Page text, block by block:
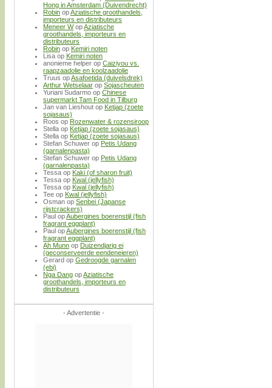
Hong in Amsterdam (Duivendrecht)
Robin opAziatische groothandels,
importeurs en distributeurs
Meneer WopAziatische
groothandels, importeurs en
distributeurs
Robin op Kemiri noten
Lisa op Kemiri noten
anonieme helper op Caiziyou vs.
raapzaadolie en koolzaadolie
Truus opAsafoetida (duivelsdrek)
Arthur Wetselaar op Sojascheuten
Yuriani Sudarmo op Chinese
supermarkt Tam Food in Tilburg
Jan van Lieshout op Ketjap (zoete
sojasaus)
Roos op Rozenwater & rozensiroop
Stella op Ketjap (zoete sojasaus)
Stella op Ketjap (zoete sojasaus)
Stefan Schuwer op Petis Udang
(garnalenpasta)
Stefan Schuwer op Petis Udang
(garnalenpasta)
Tessa op Kaki (of sharon fruit)
Tessa op Kwal (jellyfish)
Tessa op Kwal (jellyfish)
Tee op Kwal (jellyfish)
Osman op Senbei (Japanse
rijstcrackers)
Paul opAubergines boerenstijl (fish
fragrant eggplant)
Paul opAubergines boerenstijl (fish
fragrant eggplant)
Ah Munn op Duizendjarig ei
(geconserveerde eendeneieren)
Gerard op Gedroogde garnalen
(ebi)
Nga Dang opAziatische
groothandels, importeurs en
distributeurs
- Advertentie -